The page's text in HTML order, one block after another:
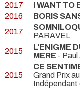
2017
I WANT TO
2016
BORIS
2017
PARAVEL
2015
L'ENIGME
MERE -
2015
CE
Grand Prix
Indépendant